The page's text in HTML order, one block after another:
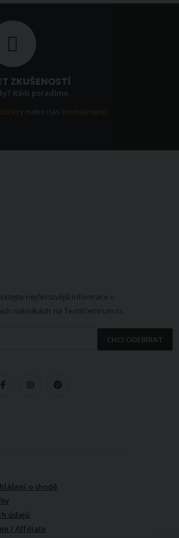
ZKUŠENOSTÍ
Rádi poradíme.
nebo nás kontaktujte!
nejčerstvější informace o
nabídkách na TextilCentrum.cz.
CHCI ODEBÍRAT
o shodě
údajů
/ Affiliate